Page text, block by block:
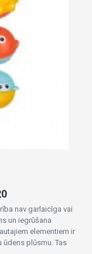
nav garlaicīga vai
un iegrūšana
elementiem ir
plūsmu. Tas